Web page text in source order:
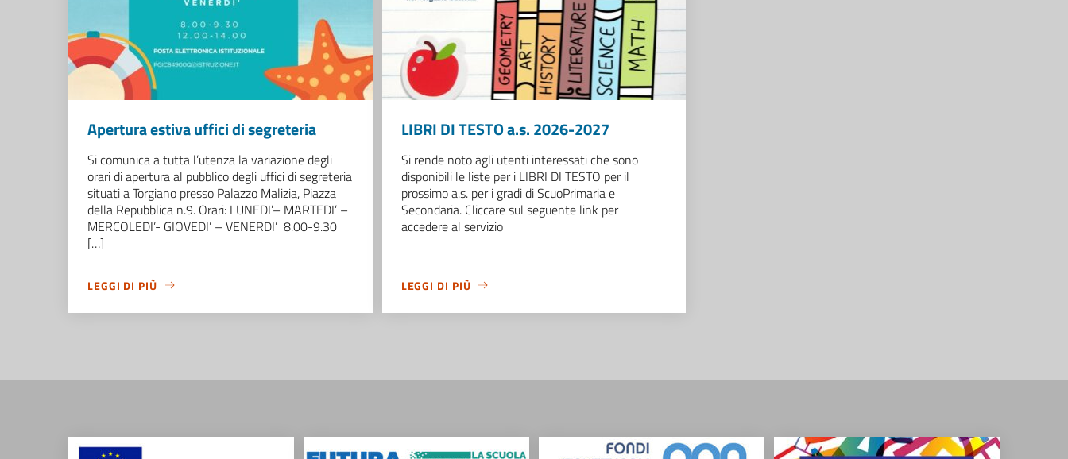
Apertura estiva uffici di segreteria
Si comunica a tutta l’utenza la variazione degli
orari di apertura al pubblico degli uffici di segreteria
situati a Torgiano presso Palazzo Malizia, Piazza
della Repubblica n.9. Orari: LUNEDI’– MARTEDI’ –
MERCOLEDI’- GIOVEDI’ – VENERDI’ 8.00-9.30
[…]
LEGGI DI PIÙ
LIBRI DI TESTO a.s. 2026-2027
Si rende noto agli utenti interessati che sono
disponibili le liste per i LIBRI DI TESTO per il
prossimo a.s. per i gradi di ScuoPrimaria e
Secondaria. Cliccare sul seguente link per
accedere al servizio
LEGGI DI PIÙ